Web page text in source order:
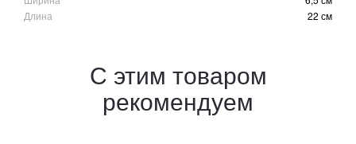
Длина
22 см
С этим товаром
рекомендуем